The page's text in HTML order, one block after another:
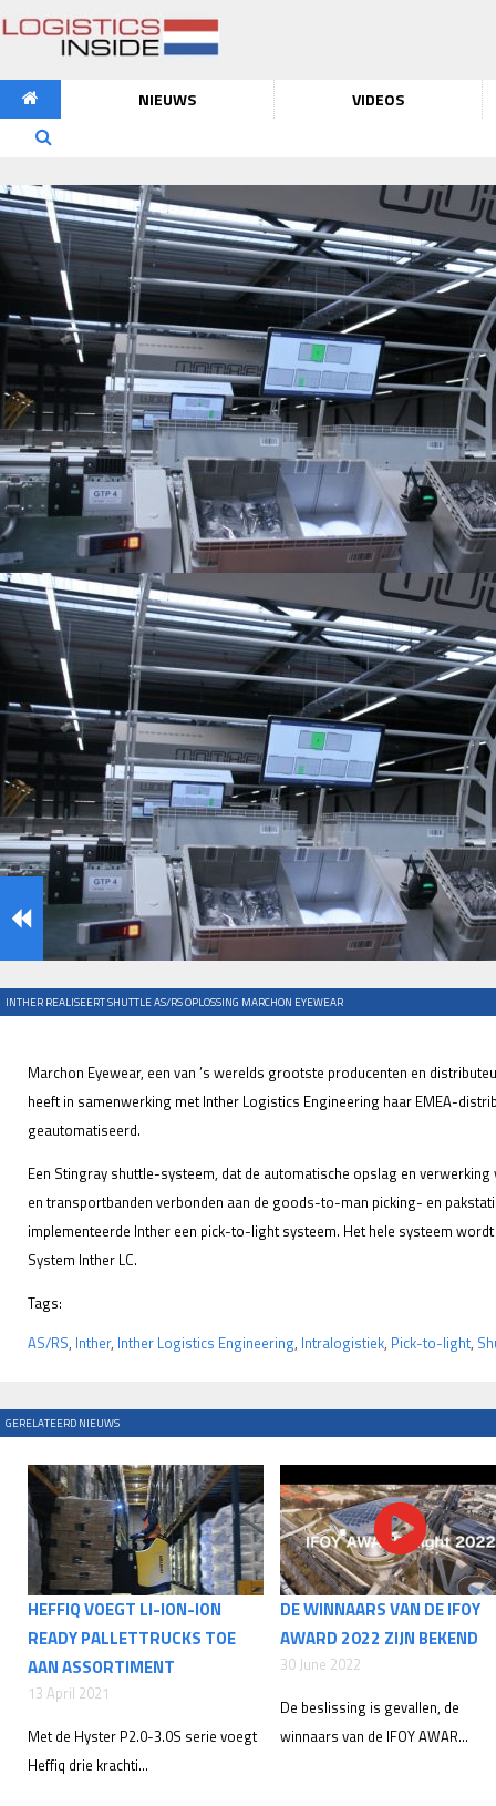
NIEUWS VIDEOS
INTHER REALISEERT SHUTTLE AS/RS OPLOSSING MARCHON EYEWEAR
Marchon Eyewear, een van ’s werelds grootste producenten en
heeft in samenwerking met Inther Logistics Engineering haar EMEA-
geautomatiseerd.
Een Stingray shuttle-systeem, dat de automatische opslag en
en transportbanden verbonden aan de goods-to-man picking- en
implementeerde Inther een pick-to-light systeem. Het hele systeem
System Inther LC.
Tags:
AS/RS, Inther, Inther Logistics Engineering, Intralogistiek, Pick-to-light,
GERELATEERD NIEUWS
HEFFIQ VOEGT LI-ION-ION
READY PALLETTRUCKS TOE
AAN ASSORTIMENT
13 April 2021
Met de Hyster P2.0-3.0S serie voegt
Heffiq drie krachti...
DE WINNAARS VAN DE IFOY
AWARD 2022 ZIJN BEKEND
30 June 2022
De beslissing is gevallen, de
winnaars van de IFOY AWAR...